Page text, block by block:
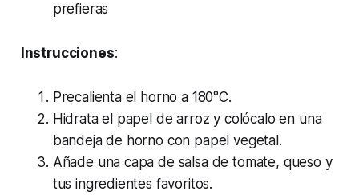
prefieras
Instrucciones:
Precalienta el horno a 180°C.
Hidrata el papel de arroz y colócalo en una
bandeja de horno con papel vegetal.
Añade una capa de salsa de tomate, queso y
tus ingredientes favoritos.